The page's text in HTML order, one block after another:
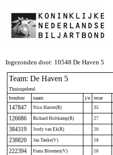
Ingezonden door: 10548 De Haven 5
Team: De Haven 5
Thuisspelend
bondsnr
naam j/n tecar
147847 Nico Haster(R) 35
126686 Richard Holtkamp(R) 27
384319 Jordy van Ek(R) 20
238820 Jan Tanke(V) 18
222394 Frans Bloemen(V) 16